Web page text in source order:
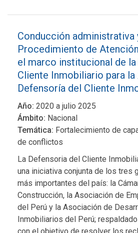
Conducción administrativa
Procedimiento de
el marco institucional de
Cliente Inmobiliario para
Defensoría del Cliente
Año: 2020 a julio 2025
Ámbito: Nacional
Temática: Fortalecimiento de
de conflictos
La Defensoria del Cliente
una iniciativa conjunta de los tres
más importantes del país: la
Construcción, la Asociación de
del Perú y la Asociación de
Inmobiliarios del Perú;